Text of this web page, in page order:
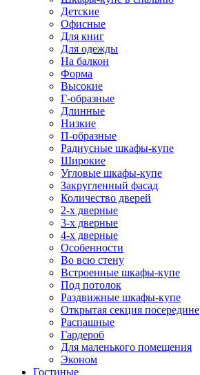
Детские
Офисные
Для книг
Для одежды
На балкон
Форма
Высокие
Г-образные
Длинные
Низкие
П-образные
Радиусные шкафы-купе
Широкие
Угловые шкафы-купе
Закругленный фасад
Количество дверей
2-х дверные
3-х дверные
4-х дверные
Особенности
Во всю стену
Встроенные шкафы-купе
Под потолок
Раздвижные шкафы-купе
Открытая секция посередине
Распашные
Гардероб
Для маленького помещения
Эконом
Гостиные